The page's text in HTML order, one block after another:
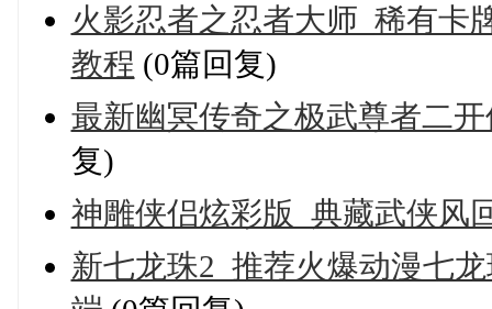
火影忍者之忍者大师_稀有卡
教程 (0篇回复)
最新幽冥传奇之极武尊者二
复)
神雕侠侣炫彩版_典藏武侠风
新七龙珠2_推荐火爆动漫七